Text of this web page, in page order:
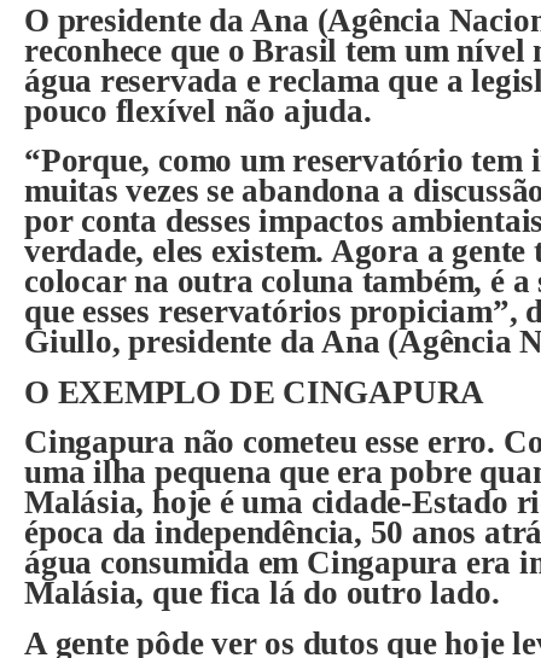
O presidente da Ana (Agência
reconhece que o Brasil tem um nível
água reservada e reclama que a
pouco flexível não ajuda.
“Porque, como um reservatório tem
muitas vezes se abandona a
por conta desses impactos
verdade, eles existem. Agora a gente
colocar na outra coluna também, é
que esses reservatórios propiciam”,
Giullo, presidente da Ana (Agência
O EXEMPLO DE CINGAPURA
Cingapura não cometeu esse erro.
uma ilha pequena que era pobre
Malásia, hoje é uma cidade-Estado
época da independência, 50 anos
água consumida em Cingapura era
Malásia, que fica lá do outro lado.
A gente pôde ver os dutos que hoje